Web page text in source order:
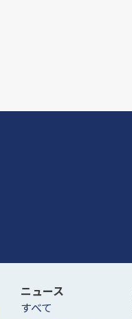
ニュース
すべて